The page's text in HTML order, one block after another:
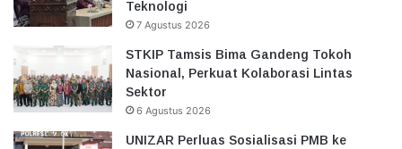
Teknologi
7 Agustus 2026
STKIP Tamsis Bima Gandeng Tokoh
Nasional, Perkuat Kolaborasi Lintas
Sektor
6 Agustus 2026
UNIZAR Perluas Sosialisasi PMB ke